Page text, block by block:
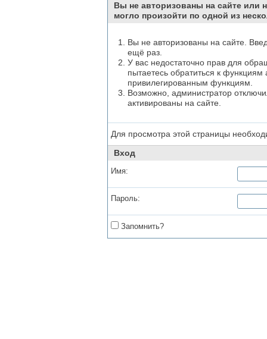
Вы не авторизованы на сайте или
могло произойти по одной из
Вы не авторизованы на сайте.
ещё раз.
У вас недостаточно прав для
пытаетесь обратиться к
привилегированным функциям.
Возможно, администратор
активированы на сайте.
Для просмотра этой страницы
Вход
Имя:
Пароль:
Запомнить?